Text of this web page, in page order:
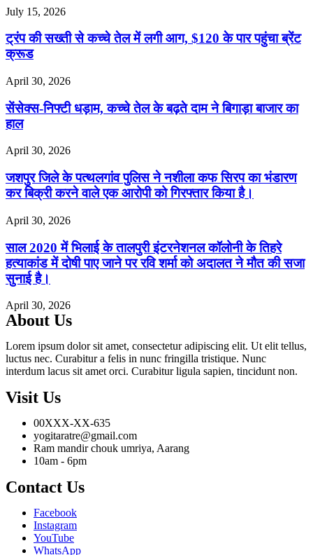
July 15, 2026
ट्रंप की सख्ती से कच्चे तेल में लगी आग, $120 के पार पहुंचा ब्रेंट
क्रूड
April 30, 2026
सेंसेक्स-निफ्टी धड़ाम, कच्चे तेल के बढ़ते दाम ने बिगाड़ा बाजार का
हाल
April 30, 2026
जशपुर जिले के पत्थलगांव पुलिस ने नशीला कफ सिरप का भंडारण
कर बिक्री करने वाले एक आरोपी को गिरफ्तार किया है।
April 30, 2026
साल 2020 में भिलाई के तालपुरी इंटरनेशनल कॉलोनी के तिहरे
हत्याकांड में दोषी पाए जाने पर रवि शर्मा को अदालत ने मौत की सजा
सुनाई है।
April 30, 2026
About Us
Lorem ipsum dolor sit amet, consectetur adipiscing elit. Ut elit tellus,
luctus nec. Curabitur a felis in nunc fringilla tristique. Nunc
interdum lacus sit amet orci. Curabitur ligula sapien, tincidunt non.
Visit Us
00XXX-XX-635
yogitaratre@gmail.com
Ram mandir chouk umriya, Aarang
10am - 6pm
Contact Us
Facebook
Instagram
YouTube
WhatsApp